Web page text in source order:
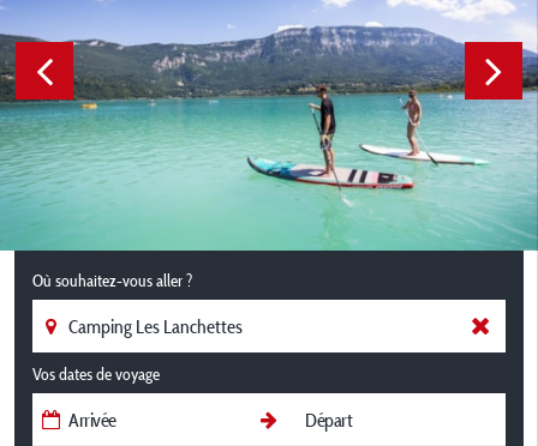
Où souhaitez-vous aller ?
Vos dates de voyage